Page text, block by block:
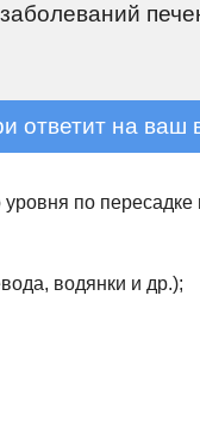
ответит на ваш
по
водянки и др.);